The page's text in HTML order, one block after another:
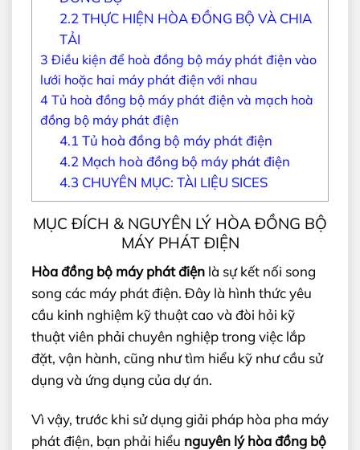
2.2 THỰC HIỆN HÒA ĐỒNG BỘ VÀ CHIA
TẢI
3 Điều kiện để hoà đồng bộ máy phát điện vào
lưới hoặc hai máy phát điện với nhau
4 Tủ hoà đồng bộ máy phát điện và mạch hoà
đồng bộ máy phát điện
4.1 Tủ hoà đồng bộ máy phát điện
4.2 Mạch hoà đồng bộ máy phát điện
4.3 CHUYÊN MỤC: TÀI LIỆU SICES
MỤC ĐÍCH & NGUYÊN LÝ HÒA ĐỒNG BỘ
MÁY PHÁT ĐIỆN
Hòa đồng bộ máy phát điện là sự kết nối song
song các máy phát điện. Đây là hình thức yêu
cầu kinh nghiệm kỹ thuật cao và đòi hỏi kỹ
thuật viên phải chuyên nghiệp trong việc lắp
đặt, vận hành, cũng như tìm hiểu kỹ như cầu sử
dụng và ứng dụng của dự án.
Vì vậy, trước khi sử dụng giải pháp hòa pha máy
phát điện, bạn phải hiểu nguyên lý hòa đồng bộ